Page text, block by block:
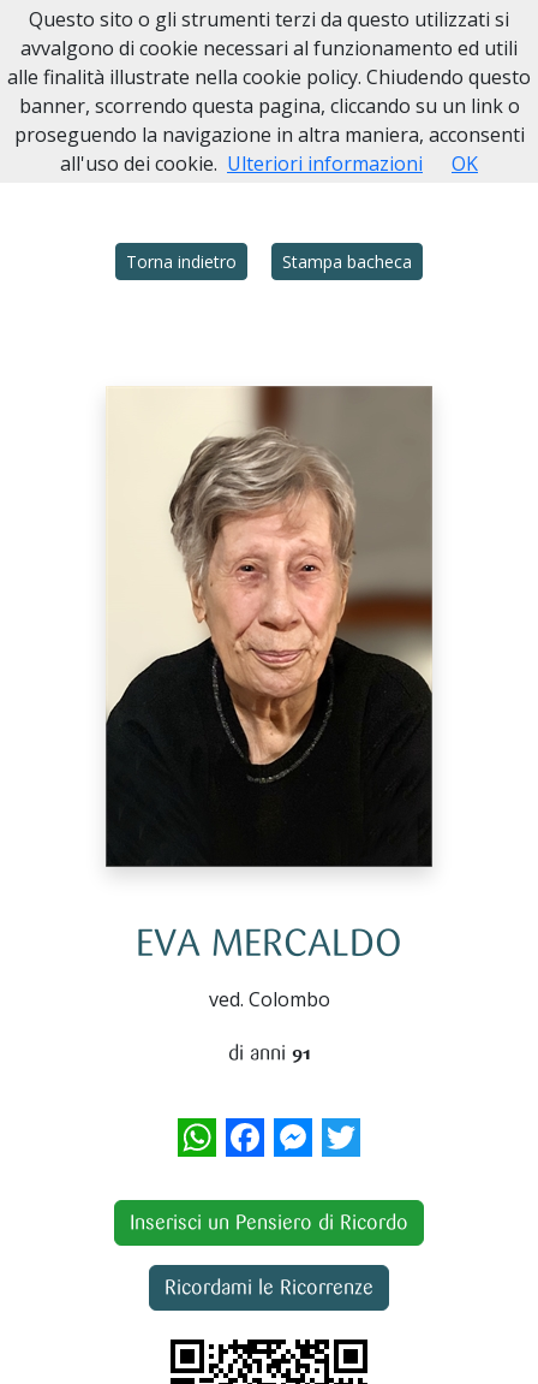
Home Necrologi Italia MI Legnano EVA MERCALDO
Torna indietro Stampa bacheca
EVA MERCALDO
ved. Colombo
di anni 91
WhatsAppFacebookMessenger
Twitter
Inserisci un Pensiero di Ricordo
Ricordami le Ricorrenze
Questo sito o gli strumenti terzi da questo utilizzati si
avvalgono di cookie necessari al funzionamento ed utili
alle finalità illustrate nella cookie policy. Chiudendo questo
banner, scorrendo questa pagina, cliccando su un link o
proseguendo la navigazione in altra maniera, acconsenti
all'uso dei cookie. Ulteriori informazioni OK